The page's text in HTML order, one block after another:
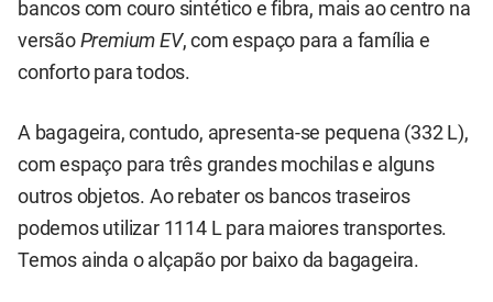
bancos com couro sintético e fibra, mais ao centro na
versão Premium EV, com espaço para a família e
conforto para todos.
A bagageira, contudo, apresenta-se pequena (332 L),
com espaço para três grandes mochilas e alguns
outros objetos. Ao rebater os bancos traseiros
podemos utilizar 1114 L para maiores transportes.
Temos ainda o alçapão por baixo da bagageira.